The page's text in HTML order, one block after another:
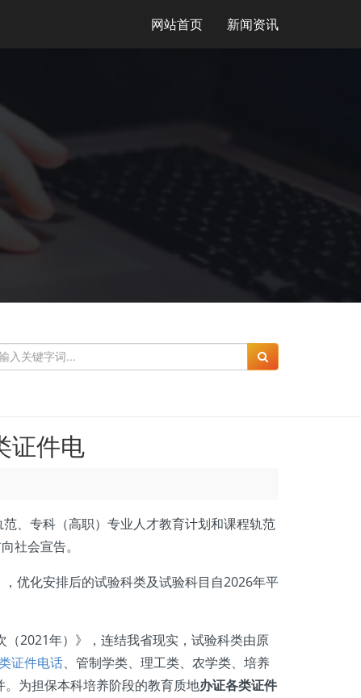
网站首页 新闻资讯
证件电
、专科（高职）专业人才教育计划和课程轨范
社会宣告。
优化安排后的试验科类及试验科目自2026年平
2021年）》，连结我省现实，试验科类由原
证件电话、管制学类、理工类、农学类、培养
为担保本科培养阶段的教育质地办证各类证件